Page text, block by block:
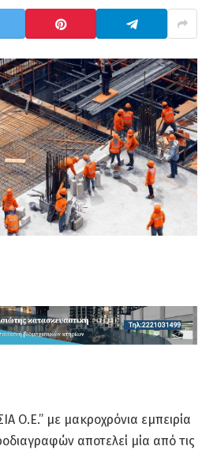
Ο.Ε.” με μακροχρόνια εμπειρία
αποτελεί μία από τις